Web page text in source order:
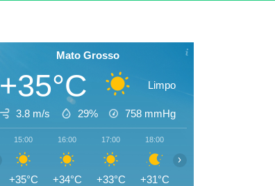
Mato Grosso
+35°C Limpo
3.8 m/s 29% 758 mmHg
15:00
+35°C
16:00
+34°C
17:00
+33°C
18:00
+31°C
›